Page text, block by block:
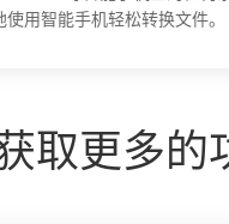
用智能手机轻松转换文件。
取更多的